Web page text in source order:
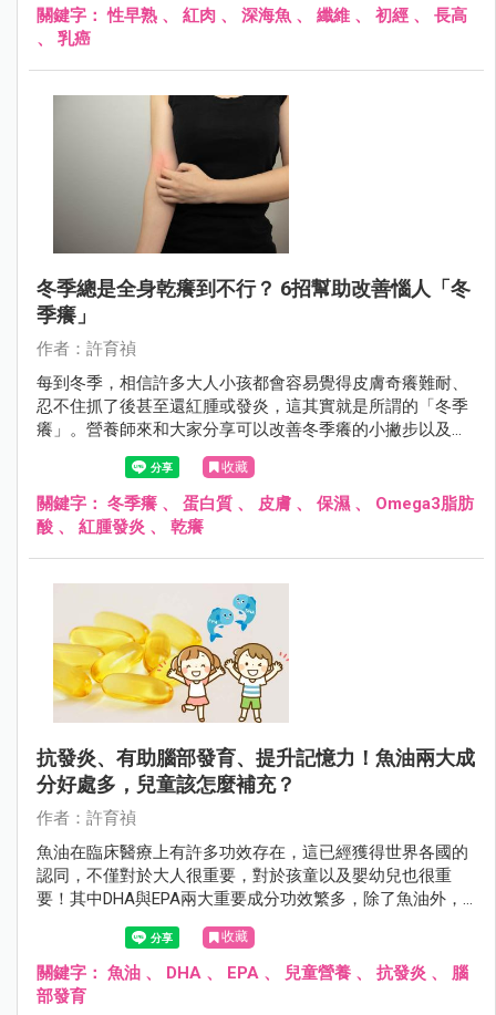
則，除了可以避免性早熟，對身體也有很多益處！
關鍵字：性早熟 、 紅肉 、 深海魚 、 纖維 、 初經 、 長高
、 乳癌
冬季總是全身乾癢到不行？ 6招幫助改善惱人「冬
季癢」
作者：許育禎
每到冬季，相信許多大人小孩都會容易覺得皮膚奇癢難耐、
忍不住抓了後甚至還紅腫或發炎，這其實就是所謂的「冬季
癢」。營養師來和大家分享可以改善冬季癢的小撇步以及飲
收藏
關鍵字： 冬季癢 、 蛋白質 、 皮膚 、 保濕、 Omega3脂肪
酸 、 紅腫發炎 、 乾癢
抗發炎、有助腦部發育、提升記憶力！魚油兩大成
分好處多，兒童該怎麼補充？
作者：許育禎
魚油在臨床醫療上有許多功效存在，這已經獲得世界各國的
認同，不僅對於大人很重要，對於孩童以及嬰幼兒也很重
要！其中DHA與EPA兩大重要成分功效繁多，除了魚油外，
家長也可以從其他直接來源讓孩子獲取，但也要注意攝取的
收藏
關鍵字： 魚油 、 DHA 、 EPA 、 兒童營養 、 抗發炎 、 腦
部發育